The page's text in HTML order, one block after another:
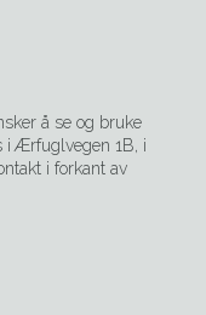
å se og bruke
i Ærfuglvegen 1B, i
i forkant av